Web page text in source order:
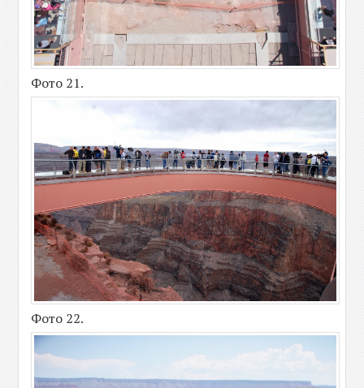
Фото 21.
Фото 22.